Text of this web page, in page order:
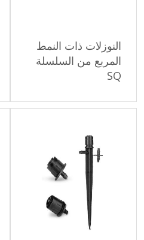
النوزلات ذات النمط
المربع من السلسلة
SQ